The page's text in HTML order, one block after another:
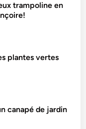
trampoline en
plantes vertes
canapé de jardin